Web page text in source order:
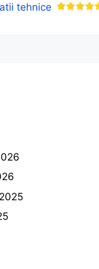
tehnice